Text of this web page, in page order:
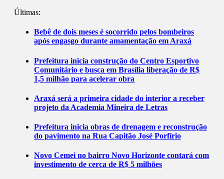
Últimas:
Bebê de dois meses é socorrido pelos bombeiros
após engasgo durante amamentação em Araxá
Prefeitura inicia construção do Centro Esportivo
Comunitário e busca em Brasília liberação de R$
1,5 milhão para acelerar obra
Araxá será a primeira cidade do interior a receber
projeto da Academia Mineira de Letras
Prefeitura inicia obras de drenagem e reconstrução
do pavimento na Rua Capitão José Porfírio
Novo Cemei no bairro Novo Horizonte contará com
investimento de cerca de R$ 5 milhões